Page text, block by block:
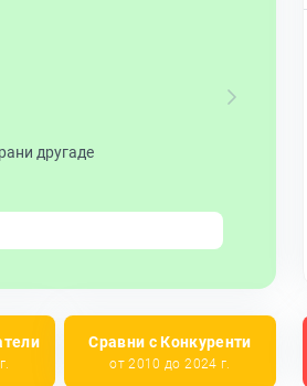
другаде
Сравни с Конкуренти
от 2010 до 2024 г.